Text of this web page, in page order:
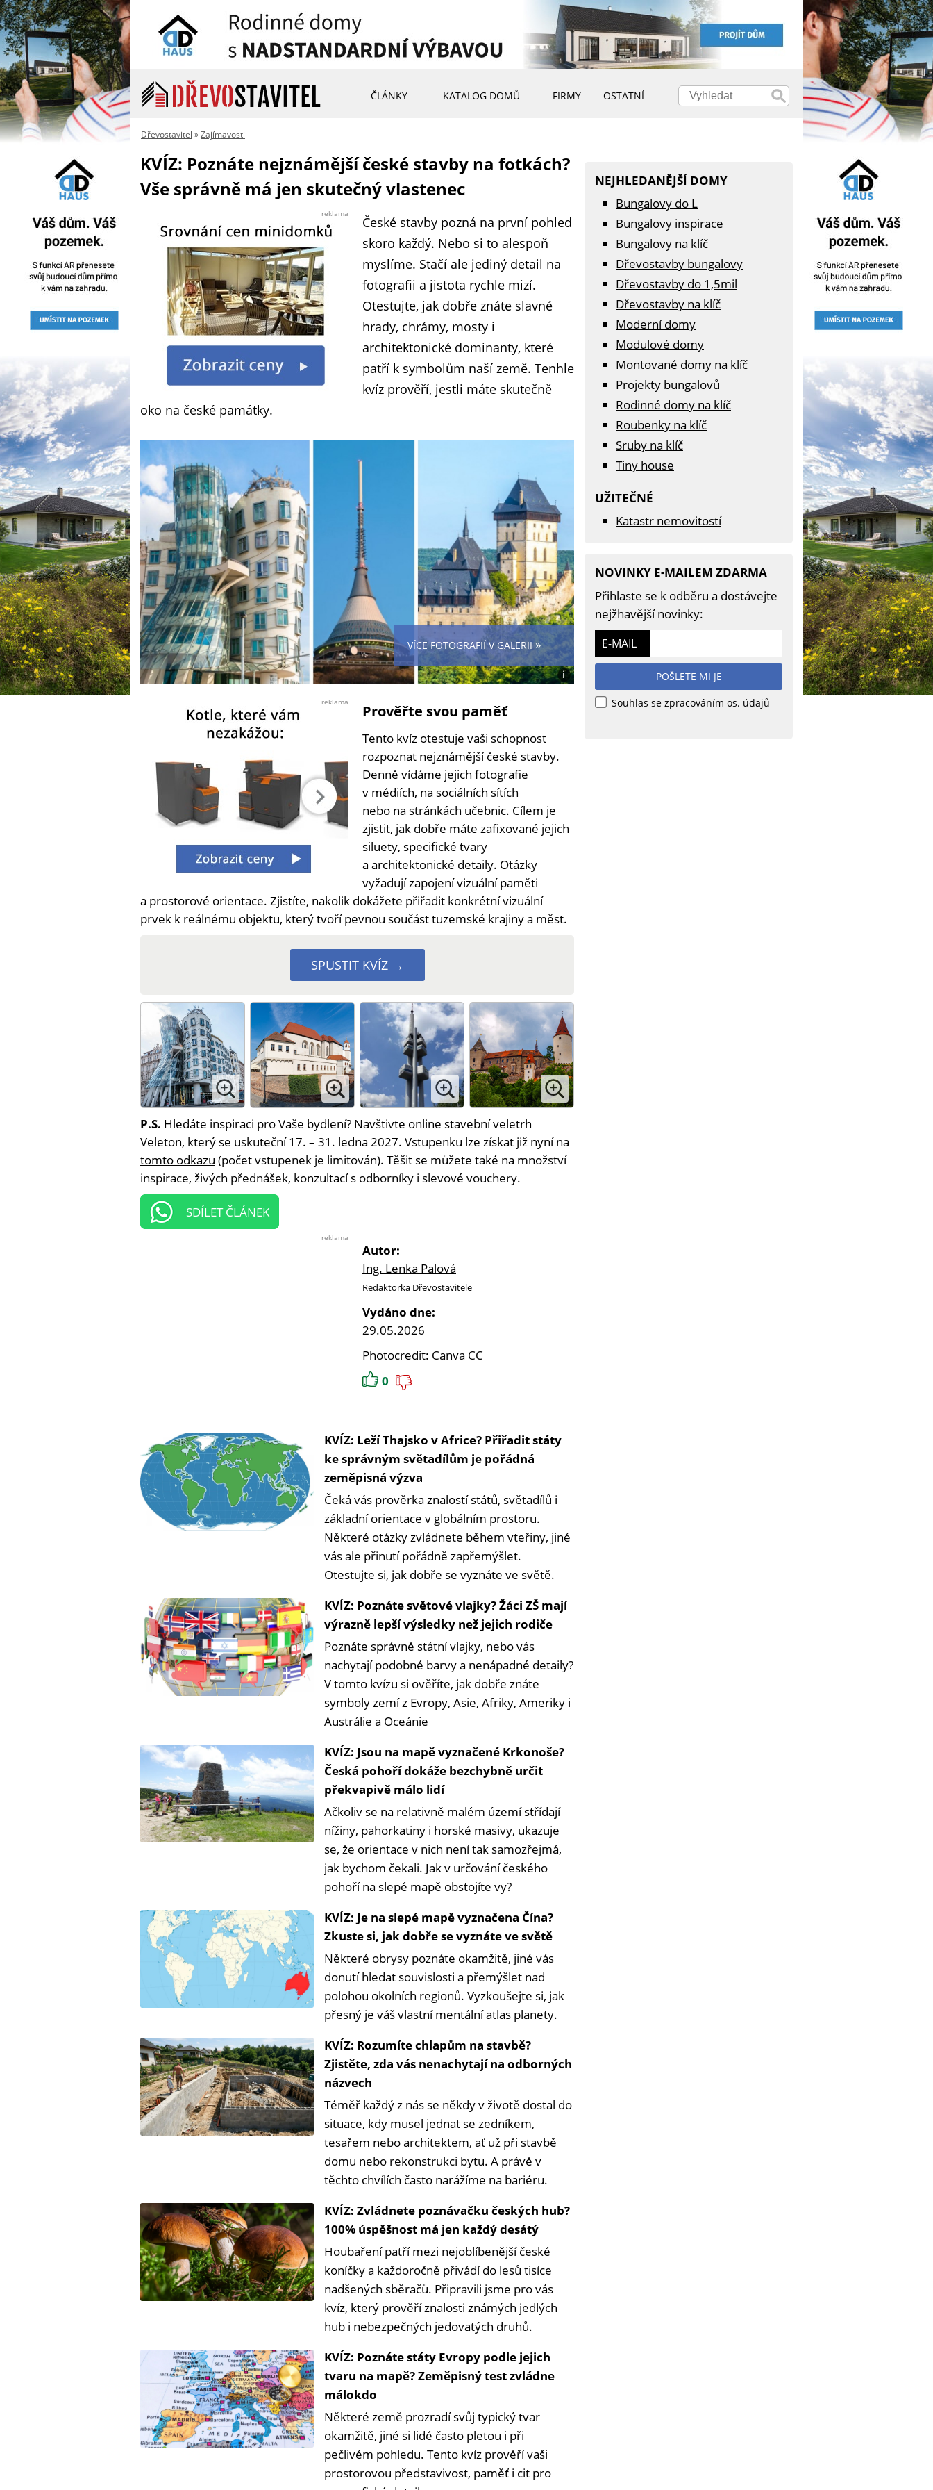
ČLÁNKY KATALOG DOMŮ FIRMY OSTATNÍ
Dřevostavitel »Zajímavosti
KVÍZ: Poznáte nejznámější české stavby na fotkách?
Vše správně má jen skutečný vlastenec
reklama
České stavby pozná na první pohled
skoro každý. Nebo si to alespoň
myslíme. Stačí ale jediný detail na
fotografii a jistota rychle mizí.
Otestujte, jak dobře znáte slavné
hrady, chrámy, mosty i
architektonické dominanty, které
patří k symbolům naší země. Tenhle
kvíz prověří, jestli máte skutečně
oko na české památky.
VÍCE FOTOGRAFIÍ V GALERII »
i
Foto:
reklama Prověřte svou paměť
Tento kvíz otestuje vaši schopnost
rozpoznat nejznámější české stavby.
Denně vídáme jejich fotografie
v médiích, na sociálních sítích
nebo na stránkách učebnic. Cílem je
zjistit, jak dobře máte zafixované jejich
siluety, specifické tvary
a architektonické detaily. Otázky
vyžadují zapojení vizuální paměti
a prostorové orientace. Zjistíte, nakolik dokážete přiřadit konkrétní vizuální
prvek k reálnému objektu, který tvoří pevnou součást tuzemské krajiny a měst.
SPUSTIT KVÍZ →
P.S. Hledáte inspiraci pro Vaše bydlení? Navštivte online stavební veletrh
Veleton, který se uskuteční 17. – 31. ledna 2027. Vstupenku lze získat již nyní na
tomto odkazu (počet vstupenek je limitován). Těšit se můžete také na množství
inspirace, živých přednášek, konzultací s odborníky i slevové vouchery.
SDÍLET ČLÁNEK
reklama
Autor:
Ing. Lenka Palová
Redaktorka Dřevostavitele
Vydáno dne:
29.05.2026
Photocredit: Canva CC
0
KVÍZ: Leží Thajsko v Africe? Přiřadit státy
ke správným světadílům je pořádná
zeměpisná výzva
Čeká vás prověrka znalostí států, světadílů i
základní orientace v globálním prostoru.
Některé otázky zvládnete během vteřiny, jiné
vás ale přinutí pořádně zapřemýšlet.
Otestujte si, jak dobře se vyznáte ve světě.
KVÍZ: Poznáte světové vlajky? Žáci ZŠ mají
výrazně lepší výsledky než jejich rodiče
Poznáte správně státní vlajky, nebo vás
nachytají podobné barvy a nenápadné detaily?
V tomto kvízu si ověříte, jak dobře znáte
symboly zemí z Evropy, Asie, Afriky, Ameriky i
Austrálie a Oceánie
KVÍZ: Jsou na mapě vyznačené Krkonoše?
Česká pohoří dokáže bezchybně určit
překvapivě málo lidí
Ačkoliv se na relativně malém území střídají
nížiny, pahorkatiny i horské masivy, ukazuje
se, že orientace v nich není tak samozřejmá,
jak bychom čekali. Jak v určování českého
pohoří na slepé mapě obstojíte vy?
KVÍZ: Je na slepé mapě vyznačena Čína?
Zkuste si, jak dobře se vyznáte ve světě
Některé obrysy poznáte okamžitě, jiné vás
donutí hledat souvislosti a přemýšlet nad
polohou okolních regionů. Vyzkoušejte si, jak
přesný je váš vlastní mentální atlas planety.
KVÍZ: Rozumíte chlapům na stavbě?
Zjistěte, zda vás nenachytají na odborných
názvech
Téměř každý z nás se někdy v životě dostal do
situace, kdy musel jednat se zedníkem,
tesařem nebo architektem, ať už při stavbě
domu nebo rekonstrukci bytu. A právě v
těchto chvílích často narážíme na bariéru.
KVÍZ: Zvládnete poznávačku českých hub?
100% úspěšnost má jen každý desátý
Houbaření patří mezi nejoblíbenější české
koníčky a každoročně přivádí do lesů tisíce
nadšených sběračů. Připravili jsme pro vás
kvíz, který prověří znalosti známých jedlých
hub i nebezpečných jedovatých druhů.
KVÍZ: Poznáte státy Evropy podle jejich
tvaru na mapě? Zeměpisný test zvládne
málokdo
Některé země prozradí svůj typický tvar
okamžitě, jiné si lidé často pletou i při
pečlivém pohledu. Tento kvíz prověří vaši
prostorovou představivost, paměť i cit pro
NEJHLEDANĚJŠÍ DOMY
Bungalovy do L
Bungalovy inspirace
Bungalovy na klíč
Dřevostavby bungalovy
Dřevostavby do 1,5mil
Dřevostavby na klíč
Moderní domy
Modulové domy
Montované domy na klíč
Projekty bungalovů
Rodinné domy na klíč
Roubenky na klíč
Sruby na klíč
Tiny house
UŽITEČNÉ
Katastr nemovitostí
NOVINKY E-MAILEM ZDARMA
Přihlaste se k odběru a dostávejte
nejžhavější novinky:
E-MAIL
POŠLETE MI JE
Souhlas se zpracováním os. údajů